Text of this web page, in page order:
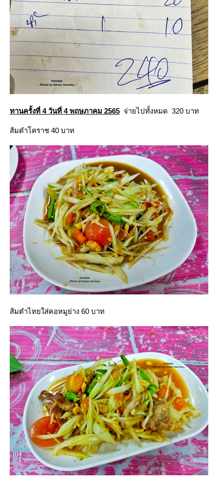
ทานครั้งที่ 4 วันที่ 4 พฤษภาคม 2565 จ่ายไปทั้งหมด 320 บาท
ส้มตำโคราช 40 บาท
ส้มตำไทยใส่คอหมูย่าง 60 บาท